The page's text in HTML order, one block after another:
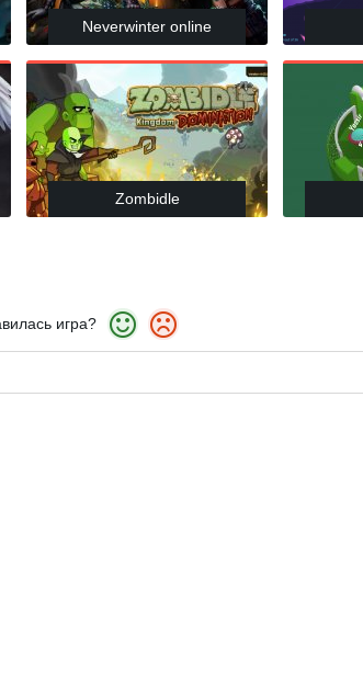
Neverwinter online
Zombidle
игра?